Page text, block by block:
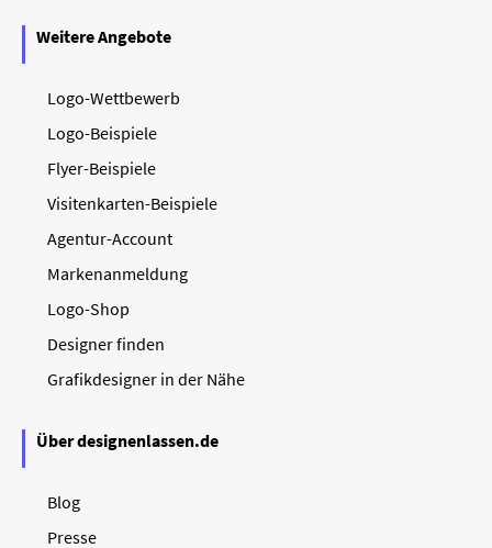
Weitere Angebote
Logo-Wettbewerb
Logo-Beispiele
Flyer-Beispiele
Visitenkarten-Beispiele
Agentur-Account
Markenanmeldung
Logo-Shop
Designer finden
Grafikdesigner in der Nähe
Über designenlassen.de
Blog
Presse